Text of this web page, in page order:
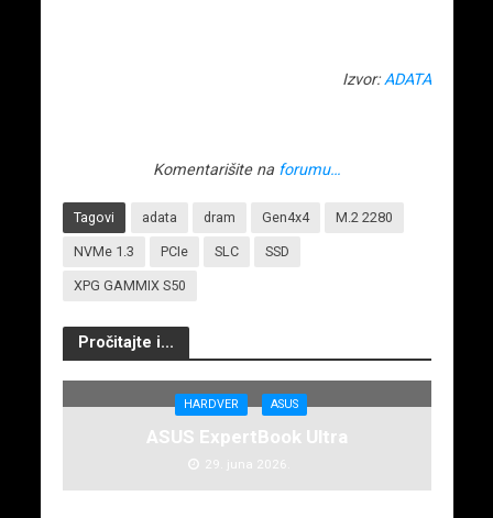
Izvor: ADATA
Komentarišite na forumu…
Tagovi adata dram Gen4x4 M.2 2280
NVMe 1.3 PCIe SLC SSD
XPG GAMMIX S50
Pročitajte i...
HARDVER ASUS
ASUS ExpertBook Ultra
29. juna 2026.